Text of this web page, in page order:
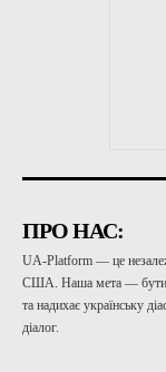
ПРО НАС:
UA-Platform — це
США. Наша мета — бути
та надихає українську
діалог.